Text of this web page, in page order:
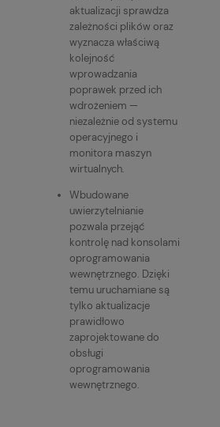
aktualizacji sprawdza
zależności plików oraz
wyznacza właściwą
kolejność
wprowadzania
poprawek przed ich
wdrożeniem —
niezależnie od systemu
operacyjnego i
monitora maszyn
wirtualnych.
Wbudowane
uwierzytelnianie
pozwala przejąć
kontrolę nad konsolami
oprogramowania
wewnętrznego. Dzięki
temu uruchamiane są
tylko aktualizacje
prawidłowo
zaprojektowane do
obsługi
oprogramowania
wewnętrznego.